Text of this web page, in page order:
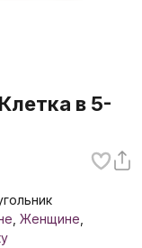
в 5-
Женщине